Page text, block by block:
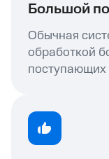
Большой
Обычная
обработкой